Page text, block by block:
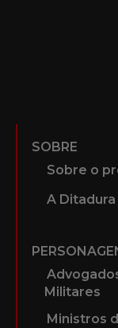
SOBRE
Sobre o
A
Militares
Ministros